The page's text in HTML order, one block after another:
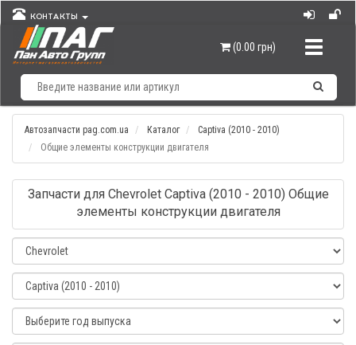
КОНТАКТЫ
(0.00 грн)
Автозапчасти pag.com.ua Каталог
Captiva (2010 - 2010)
Общие элементы конструкции двигателя
Запчасти для Chevrolet Captiva (2010 - 2010) Общие
элементы конструкции двигателя